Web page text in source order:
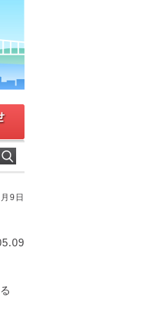
9日